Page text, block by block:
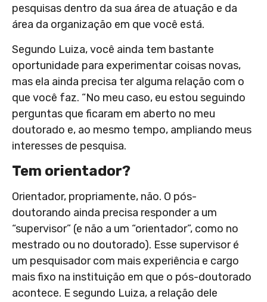
pesquisas dentro da sua área de atuação e da
área da organização em que você está.
Segundo Luiza, você ainda tem bastante
oportunidade para experimentar coisas novas,
mas ela ainda precisa ter alguma relação com o
que você faz. “No meu caso, eu estou seguindo
perguntas que ficaram em aberto no meu
doutorado e, ao mesmo tempo, ampliando meus
interesses de pesquisa.
Tem orientador?
Orientador, propriamente, não. O pós-
doutorando ainda precisa responder a um
“supervisor” (e não a um “orientador”, como no
mestrado ou no doutorado). Esse supervisor é
um pesquisador com mais experiência e cargo
mais fixo na instituição em que o pós-doutorado
acontece. E segundo Luiza, a relação dele